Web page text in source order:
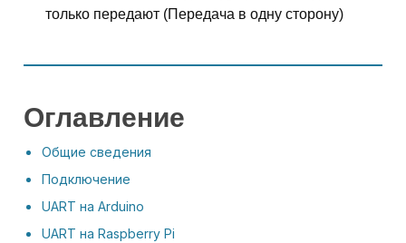
только передают (Передача в одну сторону)
Оглавление
Общие сведения
Подключение
UART на Arduino
UART на Raspberry Pi